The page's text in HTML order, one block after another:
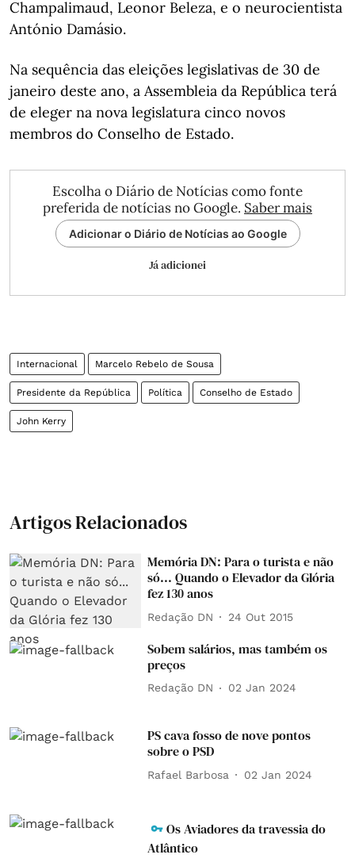
Champalimaud, Leonor Beleza, e o neurocientista
António Damásio.
Na sequência das eleições legislativas de 30 de
janeiro deste ano, a Assembleia da República terá
de eleger na nova legislatura cinco novos
membros do Conselho de Estado.
Escolha o Diário de Notícias como fonte
preferida de notícias no Google. Saber mais
Adicionar o Diário de Notícias ao Google
Já adicionei
Internacional Marcelo Rebelo de Sousa
Presidente da República Política Conselho de Estado
John Kerry
Artigos Relacionados
Memória DN: Para o turista e não
só... Quando o Elevador da Glória
fez 130 anos
Redação DN 24 Out 2015
Sobem salários, mas também os
preços
Redação DN 02 Jan 2024
PS cava fosso de nove pontos
sobre o PSD
Rafael Barbosa 02 Jan 2024
Os Aviadores da travessia do
Atlântico